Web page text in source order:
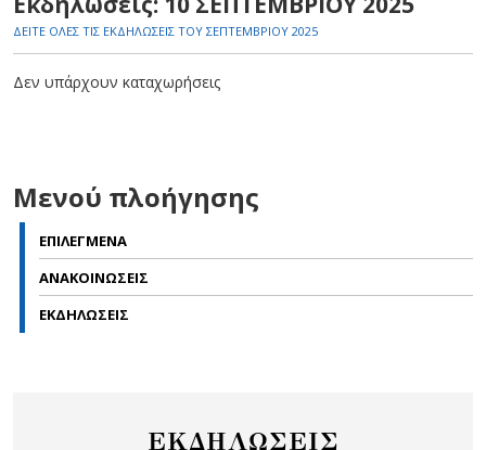
ΔΕΙΤΕ ΟΛΕΣ ΤΙΣ ΕΚΔΗΛΩΣΕΙΣ ΤΟΥ ΣΕΠΤΕΜΒΡΙΟΥ 2025
Δεν υπάρχουν καταχωρήσεις
Μενού πλοήγησης
ΕΠΙΛΕΓΜΕΝΑ
ΑΝΑΚΟΙΝΩΣΕΙΣ
ΕΚΔΗΛΩΣΕΙΣ
ΕΚΔΗΛΩΣΕΙΣ